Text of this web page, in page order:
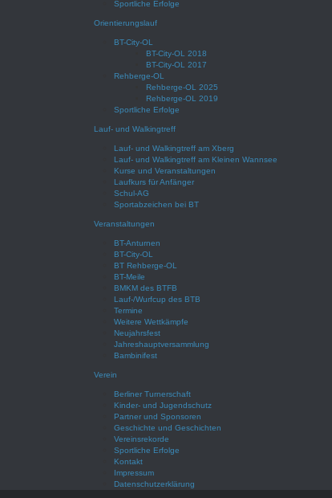
Sportliche Erfolge
Orientierungslauf
BT-City-OL
BT-City-OL 2018
BT-City-OL 2017
Rehberge-OL
Rehberge-OL 2025
Rehberge-OL 2019
Sportliche Erfolge
Lauf- und Walkingtreff
Lauf- und Walkingtreff am Xberg
Lauf- und Walkingtreff am Kleinen Wannsee
Kurse und Veranstaltungen
Laufkurs für Anfänger
Schul-AG
Sportabzeichen bei BT
Veranstaltungen
BT-Anturnen
BT-City-OL
BT Rehberge-OL
BT-Meile
BMKM des BTFB
Lauf-/Wurfcup des BTB
Termine
Weitere Wettkämpfe
Neujahrsfest
Jahreshauptversammlung
Bambinifest
Verein
Berliner Turnerschaft
Kinder- und Jugendschutz
Partner und Sponsoren
Geschichte und Geschichten
Vereinsrekorde
Sportliche Erfolge
Kontakt
Impressum
Datenschutzerklärung